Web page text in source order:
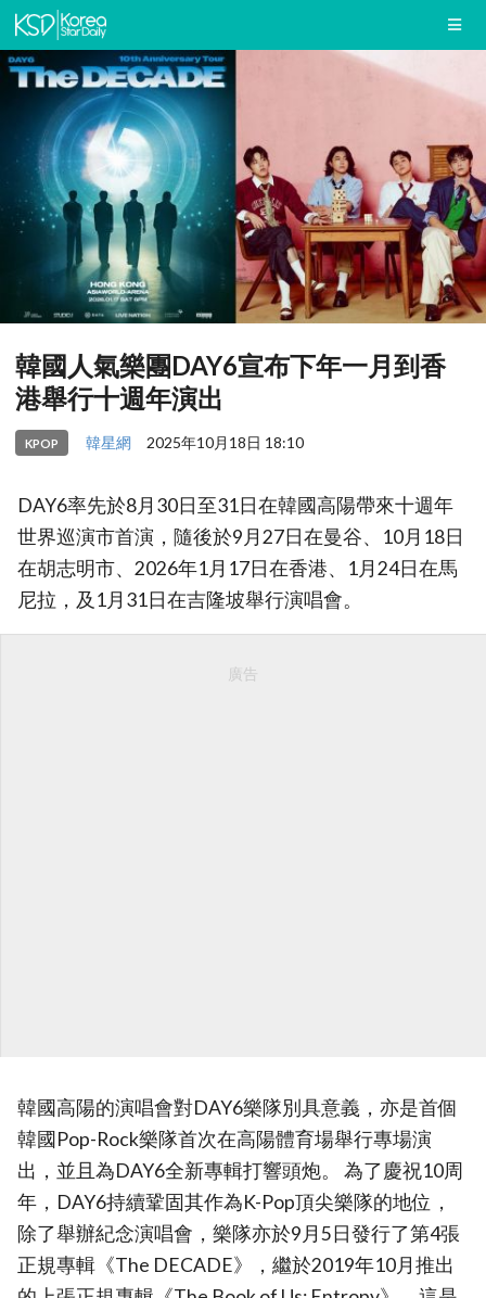
韓國人氣樂團DAY6宣布下年一月到香
港舉行十週年演出
KPOP 韓星網 2025年10月18日 18:10
DAY6率先於8月30日至31日在韓國高陽帶來十週年
世界巡演市首演，隨後於9月27日在曼谷、10月18日
在胡志明市、2026年1月17日在香港、1月24日在馬
尼拉，及1月31日在吉隆坡舉行演唱會。
廣告
韓國高陽的演唱會對DAY6樂隊別具意義，亦是首個
韓國Pop-Rock樂隊首次在高陽體育場舉行專場演
出，並且為DAY6全新專輯打響頭炮。 為了慶祝10周
年，DAY6持續鞏固其作為K-Pop頂尖樂隊的地位，
除了舉辦紀念演唱會，樂隊亦於9月5日發行了第4張
正規專輯《The DECADE》，繼於2019年10月推出